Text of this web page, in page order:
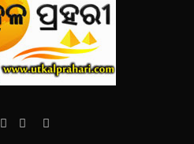
Facebook
TwitterYouTube
Instagram